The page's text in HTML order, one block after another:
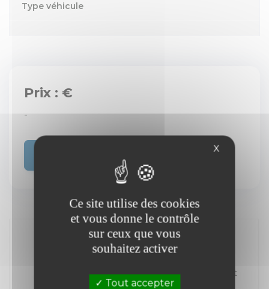
Type véhicule
Prix : €
-
Kilométrage Carburant
X
Ce site utilise des cookies
et vous donne le contrôle
sur ceux que vous
souhaitez activer
Tout accepter